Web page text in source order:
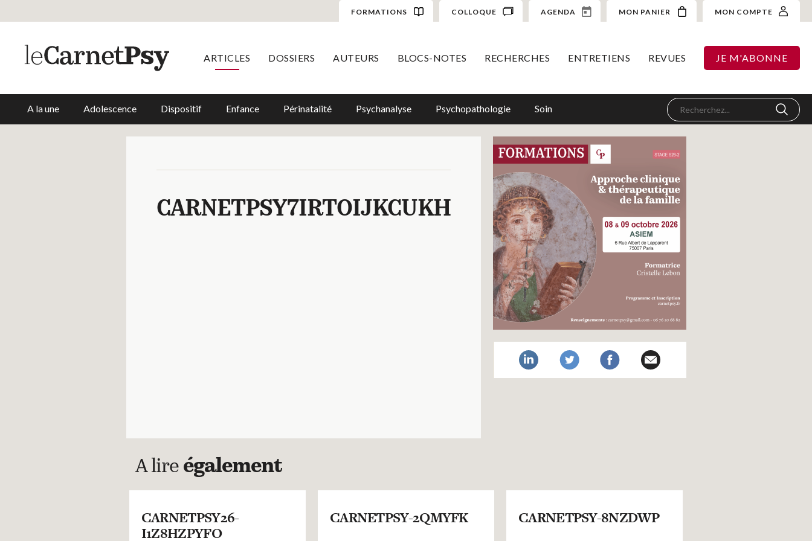
FORMATIONS COLLOQUE AGENDA MON PANIER MON COMPTE
ARTICLES DOSSIERS AUTEURS BLOCS-NOTES RECHERCHES ENTRETIENS REVUES JE M'ABONNE
A la une Adolescence Dispositif Enfance Périnatalité Psychanalyse Psychopathologie Soin
CARNETPSY7IRTOIJKCUKH
A lire également
CARNETPSY26-
I1Z8HZPYFO
CARNETPSY-2QMYFK CARNETPSY-8NZDWP